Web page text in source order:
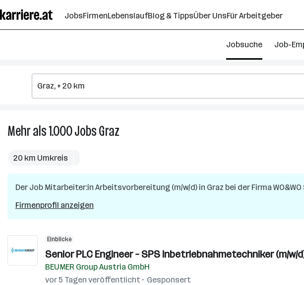
Seiteninhalt
springen
JobsFirmenLebenslaufBlog & TippsÜber UnsFür Arbeitgeber
Jobsuche Job-
Mehr als 1.000JobsGraz
in
Graz
20 km Umkreis
Der Job Mitarbeiter:in Arbeitsvorbereitung (m/w/d) in Graz bei der Firma
Firmenprofil anzeigen
Einblicke
Senior PLC Engineer – SPS Inbetriebnahmetechniker (m/w/
BEUMER Group Austria GmbH
vor 5 Tagen veröffentlicht
Gesponsert